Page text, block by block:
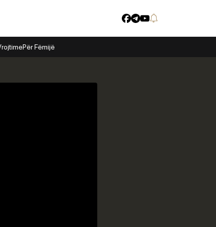
Për Fëmijë